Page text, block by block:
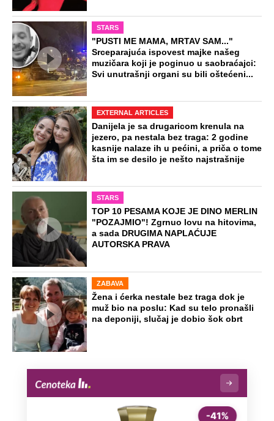
STARS
"PUSTI ME MAMA, MRTAV SAM..."
Srceparajuća ispovest majke našeg
muzičara koji je poginuo u saobraćajci:
Svi unutrašnji organi su bili oštećeni...
EXTERNAL ARTICLES
Danijela je sa drugaricom krenula na
jezero, pa nestala bez traga: 2 godine
kasnije nalaze ih u pećini, a priča o tome
šta im se desilo je nešto najstrašnije
STARS
TOP 10 PESAMA KOJE JE DINO MERLIN
"POZAJMIO"! Zgrnuo lovu na hitovima,
a sada DRUGIMA NAPLAĆUJE
AUTORSKA PRAVA
ZABAVA
Žena i ćerka nestale bez traga dok je
muž bio na poslu: Kad su telo pronašli
na deponiji, slučaj je dobio šok obrt